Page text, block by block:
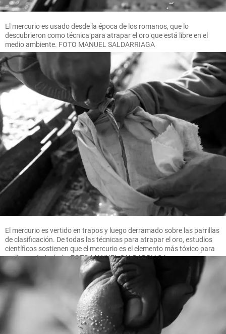
El mercurio es usado desde la época de los romanos, que lo
descubrieron como técnica para atrapar el oro que está libre en el
medio ambiente. FOTO MANUEL SALDARRIAGA
El mercurio es vertido en trapos y luego derramado sobre las parrillas
de clasificación. De todas las técnicas para atrapar el oro, estudios
científicos sostienen que el mercurio es el elemento más tóxico para
realizar este trabajo. FOTO MANUEL SALDARRIAGA